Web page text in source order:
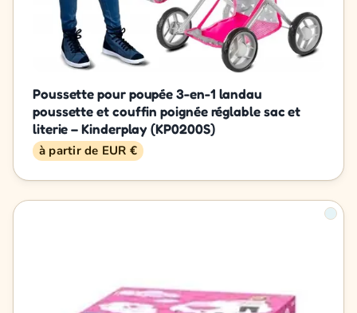
Poussette pour poupée 3-en-1 landau
poussette et couffin poignée réglable sac et
literie – Kinderplay (KP0200S)
à partir de EUR €